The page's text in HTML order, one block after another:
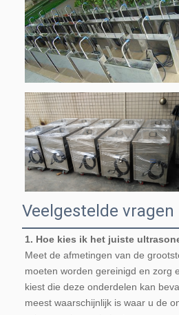
Veelgestelde vragen
1. Hoe kies ik het juiste
Meet de afmetingen van de
moeten worden gereinigd en zorg
kiest die deze onderdelen kan
meest waarschijnlijk is waar u de